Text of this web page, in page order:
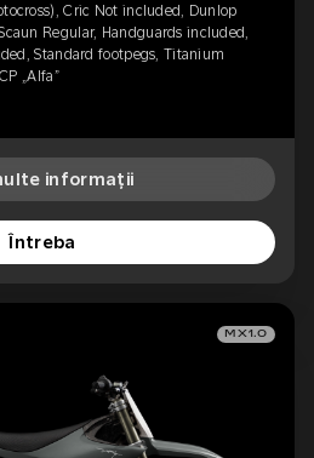
Cric Not included, Dunlop
Regular, Handguards included,
Standard footpegs, Titanium
„Alfa”
informații
Întreba
MX1.0